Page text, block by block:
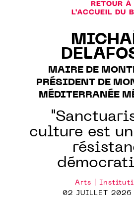
RETOUR À
L'ACCUEIL DU
MAIRE DE
PRÉSIDENT DE
MÉDITERRANÉE
culture est
Arts |
02 JUILLET 2026